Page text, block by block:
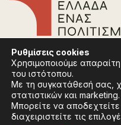
Συχνές Ερωτήσεις
Πολιτική Απορρήτου
Όροι Χρήσης
Πολιτική Cookies
Ακολουθήστε:Instagram
Ρυθμίσεις cookies
Χρησιμοποιούμε
του ιστότοπου.
Με τη συγκατάθεσή σας,
στατιστικών και marketing.
Μπορείτε να
διαχειριστείτε τις